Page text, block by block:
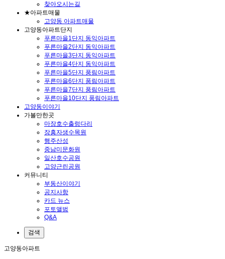
찾아오시는길
★아파트매물
고양동 아파트매물
고양동아파트단지
푸른마을1단지 동익아파트
푸른마을2단지 동익아파트
푸른마을3단지 동익아파트
푸른마을4단지 동익아파트
푸른마을5단지 풍림아파트
푸른마을6단지 풍림아파트
푸른마을7단지 풍림아파트
푸른마을10단지 풍림아파트
고양동이야기
가볼만한곳
마장호수출렁다리
장흥자생수목원
행주산성
중남미문화원
일산호수공원
고양근린공원
커뮤니티
부동산이야기
공지사항
카드 뉴스
포토앨범
Q&A
검색
고양동아파트